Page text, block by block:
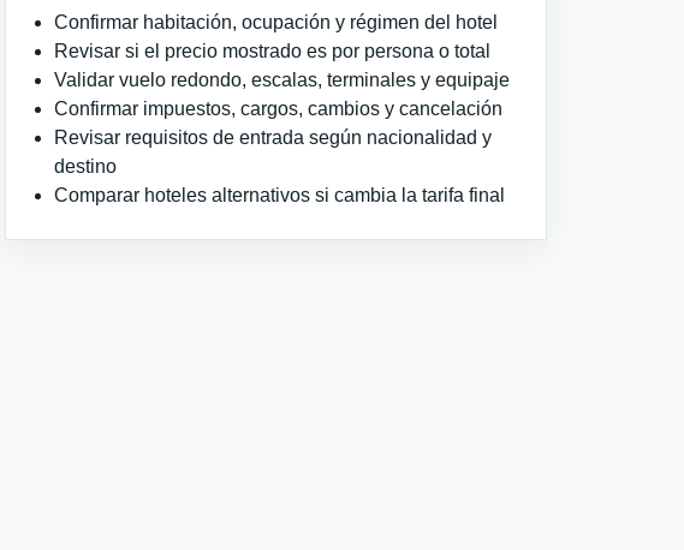
Confirmar habitación, ocupación y régimen del hotel
Revisar si el precio mostrado es por persona o total
Validar vuelo redondo, escalas, terminales y equipaje
Confirmar impuestos, cargos, cambios y cancelación
Revisar requisitos de entrada según nacionalidad y
destino
Comparar hoteles alternativos si cambia la tarifa final